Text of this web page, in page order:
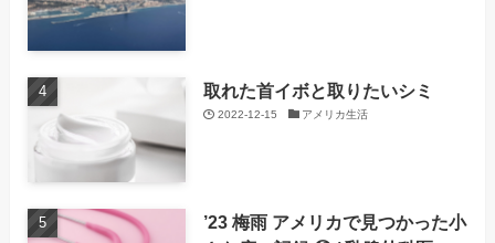
取れた首イボと取りたいシミ
2022-12-15 アメリカ生活
’23 梅雨 アメリカで見つかった小